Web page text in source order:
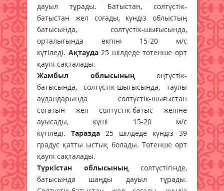
дауыл тұрады. Батыстан, солтүстік-
батыстан жел соғады, күндіз облыстың
батысында, солтүстік-шығысында,
орталығында екпіні 15-20 м/с
күтіледі. Ақтауда25 шілдеде төтенше өрт
қаупі сақталады.
Жамбыл облысының оңтүстік-
батысында, солтүстік-шығысында, таулы
аудандарында солтүстік-шығыстан
соғатын жел солтүстік-батыс желіне
ауысады, күші 15-20 м/с
күтіледі. Таразда 25 шілдеде күндіз 39
градус қатты ыстық болады. Төтенше өрт
қаупі сақталады.
Түркістан облысының солтүстігінде,
батысында шаңды дауыл тұрады.